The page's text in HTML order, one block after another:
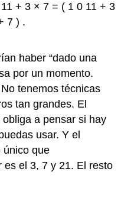
11 + 3 × 7 = ( 1 0 11 + 3
7 ) .
haber “dado una
por un momento.
tenemos técnicas
tan grandes. El
a pensar si hay
usar. Y el
único que
es el 3, 7 y 21. El resto